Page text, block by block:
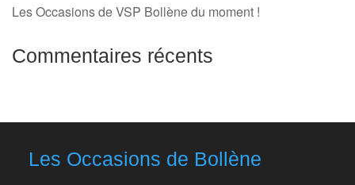
Les Occasions de VSP Bollène du moment !
Commentaires récents
Les Occasions de Bollène